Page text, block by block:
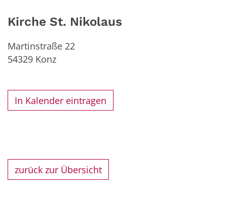
Kirche St. Nikolaus
Martinstraße 22
54329 Konz
In Kalender eintragen
zurück zur Übersicht